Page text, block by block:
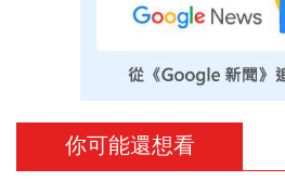
你可能還想看